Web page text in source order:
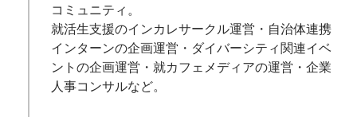
コミュニティ。
就活生支援のインカレサークル運営・自治体連携
インターンの企画運営・ダイバーシティ関連イベ
ントの企画運営・就カフェメディアの運営・企業
人事コンサルなど。